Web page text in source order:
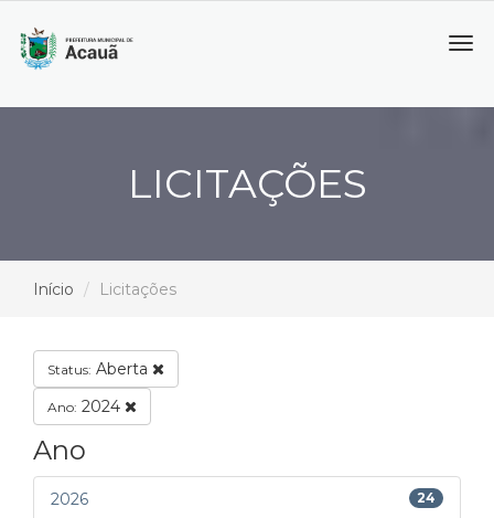
LICITAÇÕES
Início Licitações
Status: Aberta
Ano: 2024
Ano
2026 24